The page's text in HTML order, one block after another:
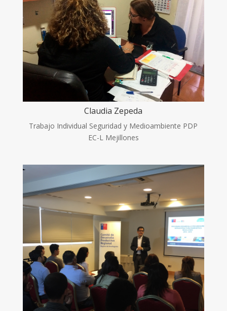
Claudia Zepeda
Trabajo Individual Seguridad y Medioambiente PDP
EC-L Mejillones